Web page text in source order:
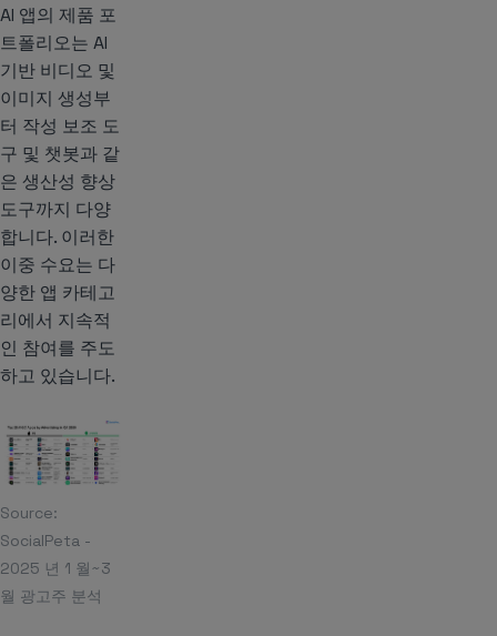
AI 앱의 제품 포
트폴리오는 AI
기반 비디오 및
이미지 생성부
터 작성 보조 도
구 및 챗봇과 같
은 생산성 향상
도구까지 다양
합니다. 이러한
이중 수요는 다
양한 앱 카테고
리에서 지속적
인 참여를 주도
하고 있습니다.
Source:
SocialPeta -
2025 년 1 월~3
월 광고주 분석